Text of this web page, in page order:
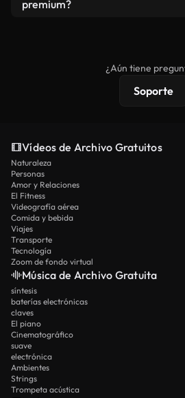
premium?
protecciones de licencia
¿Aún tiene
Soporte
Vídeos de Archivo Gratuitos
Naturaleza
Personas
Amor y Relaciones
El Fitness
Videografía aérea
Comida y bebida
Viajes
Transporte
Tecnología
Zoom de fondo virtual
Música de Archivo Gratuita
síntesis
baterías electrónicas
claves
El piano
Cinematográfico
suave
electrónica
Ambientes
Strings
Trompeta acústica